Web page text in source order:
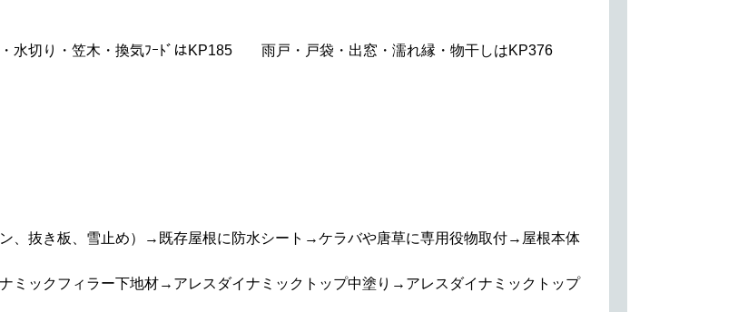
水切り・笠木・換気ﾌｰﾄﾞはKP185 雨戸・戸袋・出窓・濡れ縁・物干しはKP376
、抜き板、雪止め）→既存屋根に防水シート→ケラバや唐草に専用役物取付→屋根本体
ックフィラー下地材→アレスダイナミックトップ中塗り→アレスダイナミックトップ